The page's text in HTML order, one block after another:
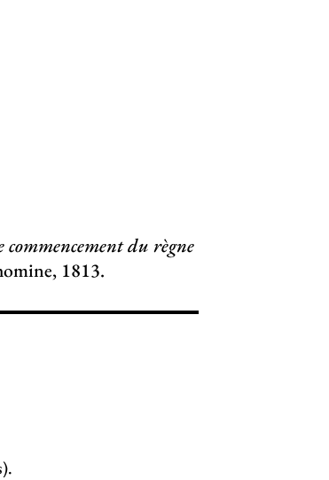
du règne
1813.